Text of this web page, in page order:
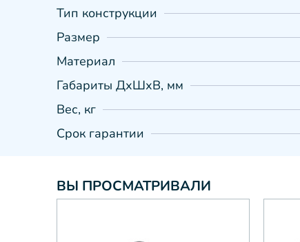
Тип конструкции
Размер
Материал
Габариты ДхШхВ, мм
Вес, кг
Срок гарантии
ВЫ ПРОСМАТРИВАЛИ